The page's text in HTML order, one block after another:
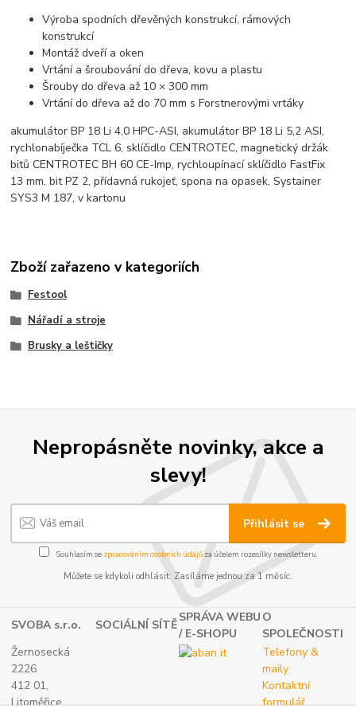
Výroba spodních dřevěných konstrukcí, rámových
konstrukcí
Montáž dveří a oken
Vrtání a šroubování do dřeva, kovu a plastu
Šrouby do dřeva až 10 × 300 mm
Vrtání do dřeva až do 70 mm s Forstnerovými vrtáky
akumulátor BP 18 Li 4,0 HPC-ASI, akumulátor BP 18 Li 5,2 ASI,
rychlonabíječka TCL 6, sklíčidlo CENTROTEC, magnetický držák
bitů CENTROTEC BH 60 CE-Imp, rychloupínací sklíčidlo FastFix
13 mm, bit PZ 2, přídavná rukojeť, spona na opasek, Systainer
SYS3 M 187, v kartonu
Zboží zařazeno v kategoriích
Festool
Nářadí a stroje
Brusky a leštičky
Nepropásněte novinky, akce a
slevy!
Přihlásit se
Souhlasím se zpracováním osobních údajůza účelem rozesílky newsletteru.
Můžete se kdykoli odhlásit. Zasíláme jednou za 1 měsíc.
SVOBA s.r.o. SOCIÁLNÍ SÍTĚ
SPRÁVA WEBU
/ E-SHOPU
O
SPOLEČNOSTI
Žernosecká
2226
412 01,
Litoměřice
Telefony &
maily
Kontaktní
formulář